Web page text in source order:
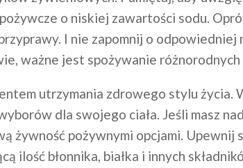
o niskiej zawartości sodu.
I nie zapomnij o odpowiedniej
ważne jest spożywanie różnorodnych
utrzymania zdrowego stylu życia.
dla swojego ciała. Jeśli masz
żywność pożywnymi opcjami. Upewnij
ilość błonnika, białka i innych